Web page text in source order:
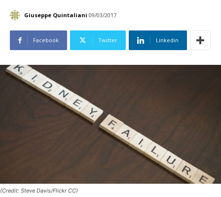
Giuseppe Quintaliani 09/03/2017
Facebook Twitter Linkedin
(Credit: Steve Davis/Flickr CC)